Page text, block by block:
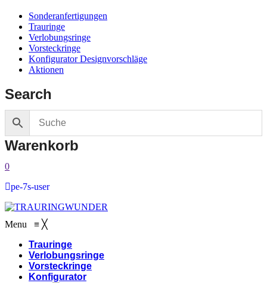
Sonderanfertigungen
Trauringe
Verlobungsringe
Vorsteckringe
Konfigurator Designvorschläge
Aktionen
Search
Warenkorb
0
pe-7s-user
Menu ≡ ╳
Trauringe
Verlobungsringe
Vorsteckringe
Konfigurator